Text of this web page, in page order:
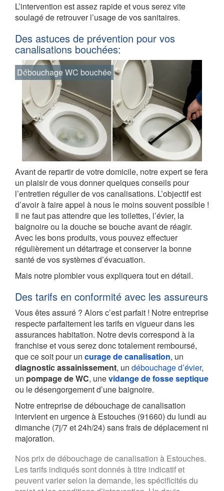
L’intervention est assez rapide et vous serez vite
soulagé de retrouver l’usage de vos sanitaires.
Des astuces de prévention pour vos
canalisations bouchées:
Débouchage WC bouchée
Avant de repartir de votre domicile, notre expert se fera
un plaisir de vous donner quelques conseils pour
l’entretien régulier de vos canalisations. L’objectif est
d’avoir à faire appel à nous le moins souvent possible !
Il ne faut pas attendre que les toilettes, l’évier, la
baignoire ou la douche se bouche avant de réagir.
Avec les bons produits, vous pouvez effectuer
régulièrement un détartrage et conserver la bonne
santé de vos systèmes d’évacuation.
Mais notre plombier vous expliquera tout en détail.
Des tarifs en conformité avec les assureurs
Vous êtes assuré ? Alors c’est parfait ! Notre entreprise
respecte parfaitement les tarifs en vigueur dans les
assurances habitation. Notre devis correspond à la
franchise et vous serez donc totalement remboursé,
que ce soit pour un curage de canalisation, un
diagnostic assainissement, un débouchage d’évier,
un pompage de WC, unevidange de fosse septique
ou le désengorgement d’une baignoire.
Notre entreprise de débouchage de canalisation
intervient en urgence à Estouches (91660) du lundi au
dimanche (7j/7 et 24h/24) sans frais de déplacement ni
majoration.
Nos prix de débouchage de canalisation à Estouches.
Les tarifs indiqués sont donnés à titre indicatif et
peuvent varier selon la demande, les spécificités du